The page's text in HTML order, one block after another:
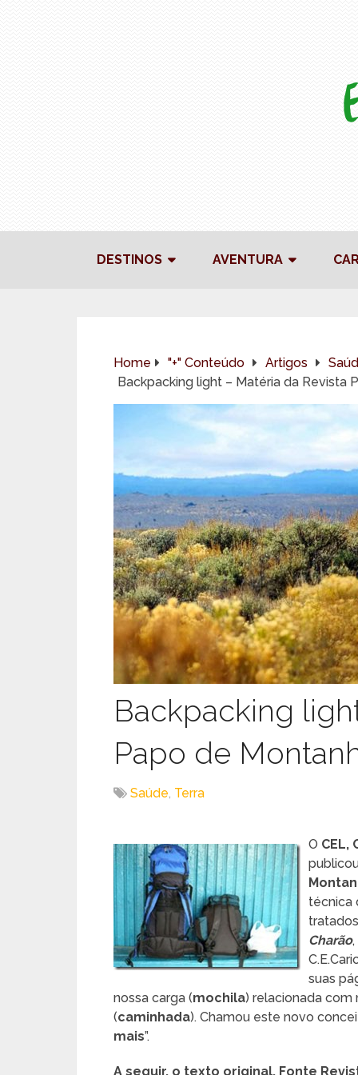
DESTINOS AVENTURA
Home "+" Conteúdo Artigos
Backpacking light – Matéria da Revista
Backpacking
Papo de
Saúde, Terra
O CEL,
técnica
Charão
suas
nossa carga (mochila) relacionada com
(caminhada). Chamou este novo
mais”.
A seguir, o texto original. Fonte